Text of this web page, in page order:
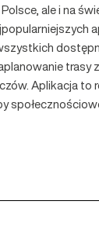
ale i na
trasy
Aplikacja to